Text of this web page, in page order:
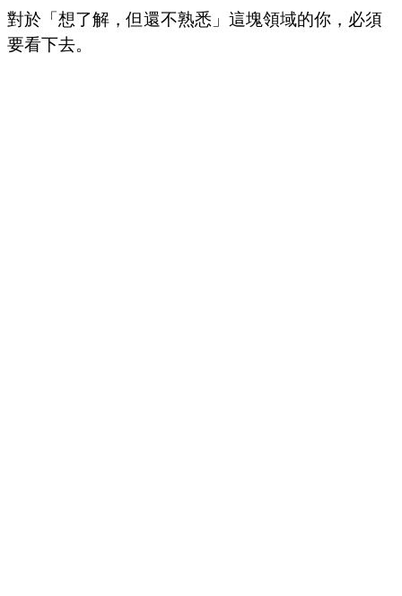
對於「想了解，但還不熟悉」這塊領域的你，必須
要看下去。